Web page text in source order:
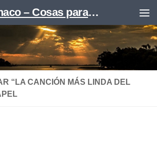
Miguel Espinaco – Cosas para leer
“LA CANCIÓN MÁS LINDA DEL